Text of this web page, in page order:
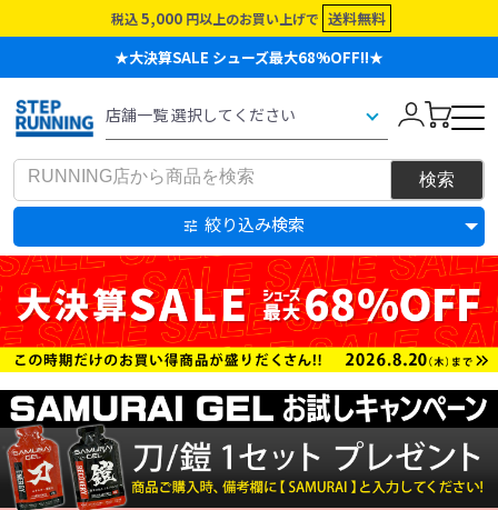
税込 5,000 円以上のお買い上げで 送料無料
★大決算SALE シューズ最大68%OFF!!★
絞り込み検索